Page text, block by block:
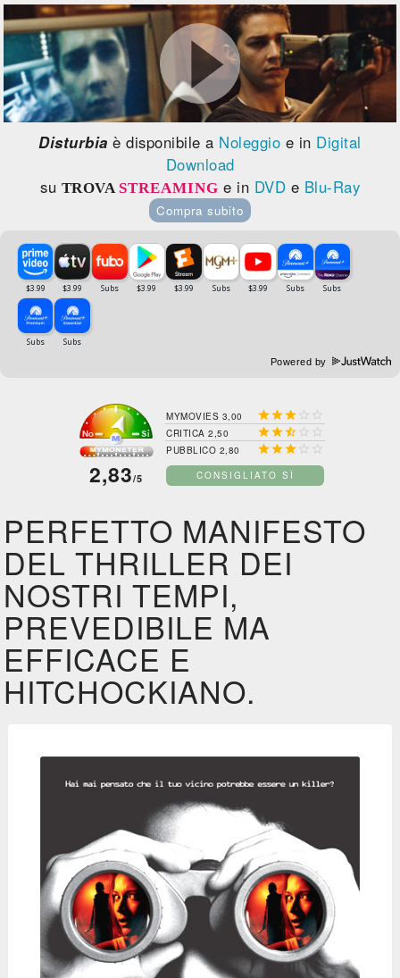
Disturbia è disponibile a Noleggio e in Digital
Download
su TROVA STREAMING e in DVD e Blu-Ray
Compra subito
Powered by
2,83/5
MYMOVIES 3,00   
CRITICA 2,50   
PUBBLICO 2,80   
CONSIGLIATO SÌ
PERFETTO MANIFESTO
DEL THRILLER DEI
NOSTRI TEMPI,
PREVEDIBILE MA
EFFICACE E
HITCHOCKIANO.